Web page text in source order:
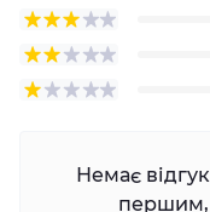
Немає
першим,